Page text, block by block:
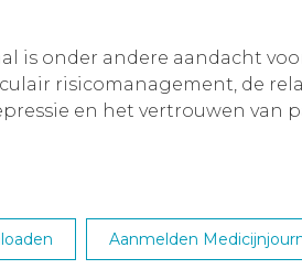
is onder andere aandacht
risicomanagement, de
en het vertrouwen van
Aanmelden